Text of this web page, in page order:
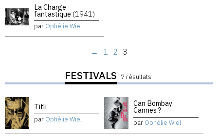
La Charge
fantastique (1941)
par Ophélie Wiel
← 1 2 3
FESTIVALS 7 résultats
Titli
par Ophélie Wiel
Can Bombay
Cannes ?
par Ophélie Wiel